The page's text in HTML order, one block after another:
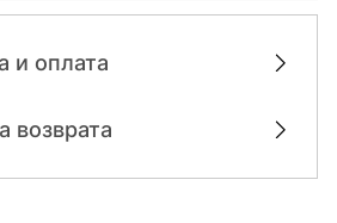
и оплата
возврата